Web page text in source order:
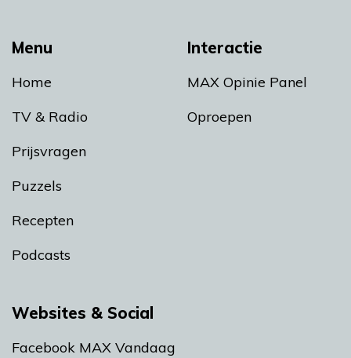
Menu
Home
TV & Radio
Prijsvragen
Puzzels
Recepten
Podcasts
Interactie
MAX Opinie Panel
Oproepen
Websites & Social
Facebook MAX Vandaag